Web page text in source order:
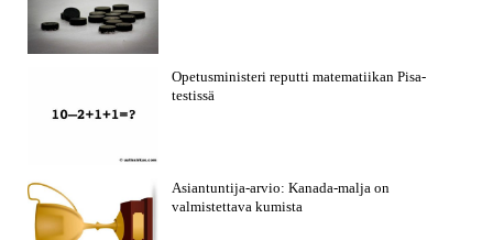
Opetusministeri reputti matematiikan Pisa-
testissä
Asiantuntija-arvio: Kanada-malja on
valmistettava kumista